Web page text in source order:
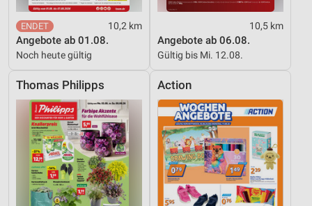
10,2 km
Angebote ab 01.08.
Noch heute gültig
10,5 km
Angebote ab 06.08.
Gültig bis Mi. 12.08.
Thomas Philipps Action
Erstellung von Profilen zur Personalisierung
von Inhalten
Verwendung von Profilen zur Auswahl
personalisierter Inhalte
Messung der Werbeleistung
Messung der Performance von Inhalten
Analyse von Zielgruppen durch Statistiken oder
Kombinationen von Daten aus verschiedenen
Quellen
Entwicklung und Verbesserung der Angebote